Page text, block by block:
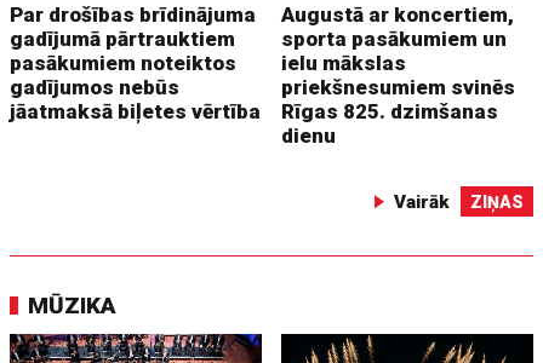
Par drošības brīdinājuma
gadījumā pārtrauktiem
pasākumiem noteiktos
gadījumos nebūs
jāatmaksā biļetes vērtība
Augustā ar koncertiem,
sporta pasākumiem un
ielu mākslas
priekšnesumiem svinēs
Rīgas 825. dzimšanas
dienu
Vairāk ZIŅAS
MŪZIKA